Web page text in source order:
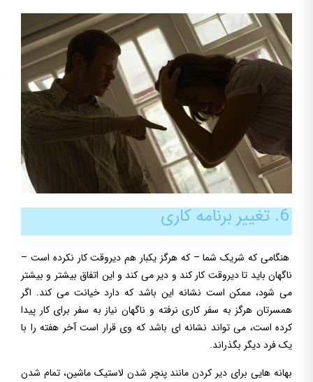
6. تغییر برنامه کاری
هنگامی که شریک شما – که هرگز یکبار هم دیروقت کار نکرده است –
ناگهان باید تا دیروقت کار کند و دیر می کند و این اتفاق بیشتر و بیشتر
می شود، ممکن است نشانه این باشد که دارد خیانت می کند. اگر
همسرتان هرگز به سفر کاری نرفته و ناگهان نیاز به سفر برای کار پیدا
کرده است، می تواند نشانه ای باشد که وی قرار است آخر هفته را با
یک فرد دیگر بگذراند.
بهانه هایی برای دیر کردن مانند پنچر شدن لاستیک ماشین، تمام شدن